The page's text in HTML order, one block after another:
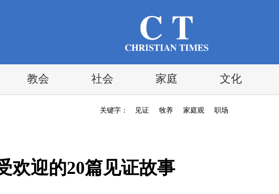
教会 社会 家庭 文化
关键字： 见证 牧养 家庭观 职场
欢迎的20篇见证故事